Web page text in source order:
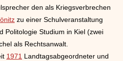
den als Kriegsverbrechen
zu einer Schulveranstaltung
Politologie Studium in Kiel (zwei
als Rechtsanwalt.
1971 Landtagsabgeordneter und